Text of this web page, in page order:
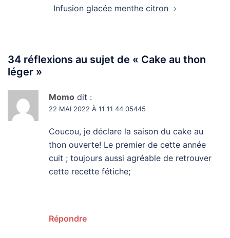
Infusion glacée menthe citron
34 réflexions au sujet de « Cake au thon
léger »
Momo dit :
22 MAI 2022 À 11 11 44 05445
Coucou, je déclare la saison du cake au
thon ouverte! Le premier de cette année
cuit ; toujours aussi agréable de retrouver
cette recette fétiche;
Répondre